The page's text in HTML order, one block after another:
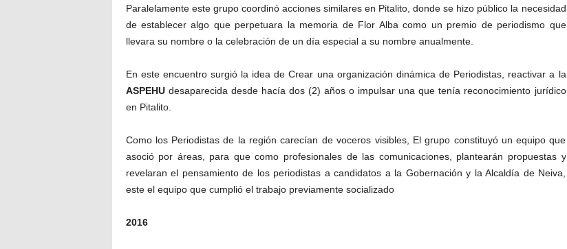
Paralelamente este grupo coordinó acciones similares en Pitalito, donde se hizo público la necesidad
de establecer algo que perpetuara la memoria de Flor Alba como un premio de periodismo que
llevara su nombre o la celebración de un día especial a su nombre anualmente.
En este encuentro surgió la idea de Crear una organización dinámica de Periodistas, reactivar a la
ASPEHUdesaparecida desde hacía dos (2) años o impulsar una que tenía reconocimiento jurídico
en Pitalito.
Como los Periodistas de la región carecían de voceros visibles, El grupo constituyó un equipo que
asoció por áreas, para que como profesionales de las comunicaciones, plantearán propuestas y
revelaran el pensamiento de los periodistas a candidatos a la Gobernación y la Alcaldía de Neiva,
este el equipo que cumplió el trabajo previamente socializado
2016